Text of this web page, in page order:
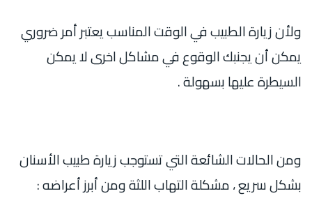
ولأن زيارة الطبيب في الوقت المناسب يعتبر أمر ضروري
يمكن أن يجنبك الوقوع في مشاكل اخرى لا يمكن
السيطرة عليها بسهولة .
ومن الحالات الشائعة التي تستوجب زيارة طبيب الأسنان
بشكل سريع ، مشكلة التهاب اللثة ومن أبرز أعراضه :